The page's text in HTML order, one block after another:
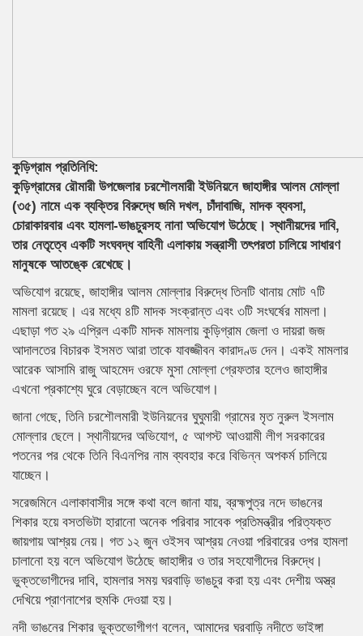
কুড়িগ্রাম প্রতিনিধি:
কুড়িগ্রামের রৌমারী উপজেলার চরশৌলমারী ইউনিয়নে জাহাঙ্গীর আলম মোল্লা
(৩৫) নামে এক ব্যক্তির বিরুদ্ধে জমি দখল, চাঁদাবাজি, মাদক ব্যবসা,
চোরাকারবার এবং হামলা-ভাঙচুরসহ নানা অভিযোগ উঠেছে। স্থানীয়দের দাবি,
তার নেতৃত্বে একটি সংঘবদ্ধ বাহিনী এলাকায় সন্ত্রাসী তৎপরতা চালিয়ে সাধারণ
মানুষকে আতঙ্কে রেখেছে।
অভিযোগ রয়েছে, জাহাঙ্গীর আলম মোল্লার বিরুদ্ধে তিনটি থানায় মোট ৭টি
মামলা রয়েছে। এর মধ্যে ৪টি মাদক সংক্রান্ত এবং ৩টি সংঘর্ষের মামলা।
এছাড়া গত ২৯ এপ্রিল একটি মাদক মামলায় কুড়িগ্রাম জেলা ও দায়রা জজ
আদালতের বিচারক ইসমত আরা তাকে যাবজ্জীবন কারাদণ্ড দেন। একই মামলার
আরেক আসামি রাজু আহমেদ ওরফে মুসা মোল্লা গ্রেফতার হলেও জাহাঙ্গীর
এখনো প্রকাশ্যে ঘুরে বেড়াচ্ছেন বলে অভিযোগ।
জানা গেছে, তিনি চরশৌলমারী ইউনিয়নের ঘুঘুমারী গ্রামের মৃত নুরুল ইসলাম
মোল্লার ছেলে। স্থানীয়দের অভিযোগ, ৫ আগস্ট আওয়ামী লীগ সরকারের
পতনের পর থেকে তিনি বিএনপির নাম ব্যবহার করে বিভিন্ন অপকর্ম চালিয়ে
যাচ্ছেন।
সরেজমিনে এলাকাবাসীর সঙ্গে কথা বলে জানা যায়, ব্রহ্মপুত্র নদে ভাঙনের
শিকার হয়ে বসতভিটা হারানো অনেক পরিবার সাবেক প্রতিমন্ত্রীর পরিত্যক্ত
জায়গায় আশ্রয় নেয়। গত ১২ জুন ওইসব আশ্রয় নেওয়া পরিবারের ওপর হামলা
চালানো হয় বলে অভিযোগ উঠেছে জাহাঙ্গীর ও তার সহযোগীদের বিরুদ্ধে।
ভুক্তভোগীদের দাবি, হামলার সময় ঘরবাড়ি ভাঙচুর করা হয় এবং দেশীয় অস্ত্র
দেখিয়ে প্রাণনাশের হুমকি দেওয়া হয়।
নদী ভাঙনের শিকার ভুক্তভোগীগণ বলেন, আমাদের ঘরবাড়ি নদীতে ভাইঙ্গা